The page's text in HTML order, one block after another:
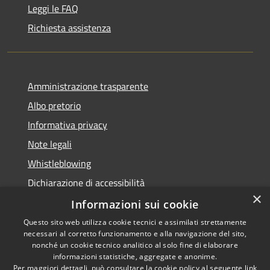
Leggi le FAQ
Richiesta assistenza
Amministrazione trasparente
Albo pretorio
Informativa privacy
Note legali
Whistleblowing
Dichiarazione di accessibilità
Obiettivi di accessibilità
RSS
Copyright © 2026 • Comune di
×
Informazioni sui cookie
Questo sito web utilizza cookie tecnici e assimilati strettamente
necessari al corretto funzionamento e alla navigazione del sito,
nonché un cookie tecnico analitico al solo fine di elaborare
informazioni statistiche, aggregate e anonime.
Per maggiori dettagli, può consultare la cookie policy al seguente link